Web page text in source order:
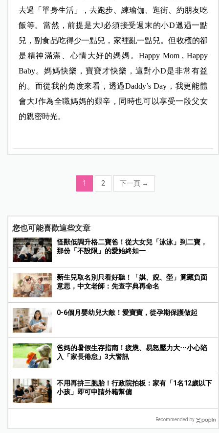
去過「單身生活」，去跑步、練瑜伽、逛街、約朋友吃
飯等。當然，前提是大J必須接受週末的小D邋遢一點
兒，副食品吃得少一點兒，家裡亂一點兒。但收穫的卻
是精神滿滿、心情大好的媽媽。Happy Mom , Happy
Baby。媽媽快樂，寶寶才快樂，這對小D是非常有益
的。而從我的角度來看，透過Daddy’s Day，我更能體
會大J作為全職媽媽的艱辛，同時也可以享受一段父女
的親密時光。
1 2 下一頁 →
您也可能喜歡這些文章
怪獸低調升格二寶爸！從大女兒「泳泳」到二寶，
那份「不設限」的愛始終如一
新生兒取名別只看好聽！「娸、婗、塋」竟藏負面
意思，中文老師：先查字典再命名
0-6個月嬰幼兒大敵！愛寶寶，從孕期保護做起
爸媽的暑假生存指南！疲憊、易怒壓力大⋯小心陷
入「家長倦怠」3大警訊
不用再拚三胞胎！行政院拍板：家有「1名12歲以下
小孩」即可申請外籍幫傭
Recommended by